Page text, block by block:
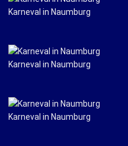
Karneval in Naumburg
Karneval in Naumburg
Karneval in Naumburg